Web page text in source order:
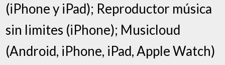
(iPhone y iPad); Reproductor música
sin limites (iPhone); Musicloud
(Android, iPhone, iPad, Apple Watch)